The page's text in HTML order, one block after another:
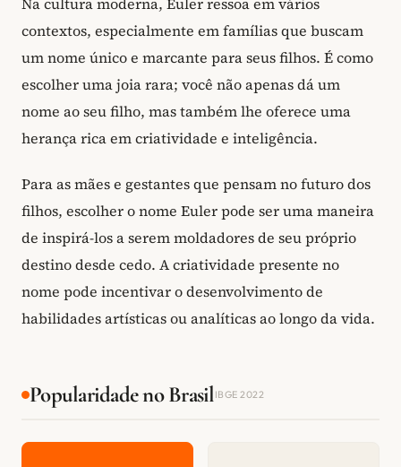
contextos, especialmente em famílias que buscam
um nome único e marcante para seus filhos. É como
escolher uma joia rara; você não apenas dá um
nome ao seu filho, mas também lhe oferece uma
herança rica em criatividade e inteligência.
Para as mães e gestantes que pensam no futuro dos
filhos, escolher o nome Euler pode ser uma maneira
de inspirá-los a serem moldadores de seu próprio
destino desde cedo. A criatividade presente no
nome pode incentivar o desenvolvimento de
habilidades artísticas ou analíticas ao longo da vida.
Popularidade no BrasilIBGE 2022